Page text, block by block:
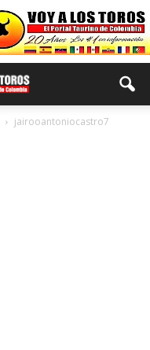
jairooantoniocastro7